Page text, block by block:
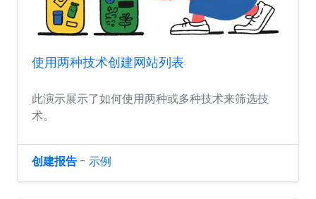
使用两种技术创建网站列表
此演示展示了如何使用两种或多种技术来筛选技
术。
创建报告 - 示例